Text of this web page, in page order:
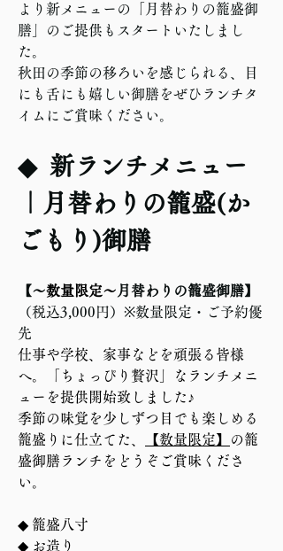
より新メニューの「月替わりの籠盛御
膳」のご提供もスタートいたしまし
た。
秋田の季節の移ろいを感じられる、目
にも舌にも嬉しい御膳をぜひランチタ
イムにご賞味ください。
◆  新ランチメニュー
｜月替わりの籠盛(か
ごもり)御膳
【〜数量限定〜 月替わりの籠盛御膳】
（税込3,000円）※数量限定・ご予約優
先
仕事や学校、家事などを頑張る皆様
へ。「ちょっぴり贅沢」なランチメニ
ューを提供開始致しました♪
季節の味覚を少しずつ目でも楽しめる
籠盛りに仕立てた、
【数量限定】
の籠
盛御膳ランチをどうぞご賞味くださ
い。
◆ 籠盛八寸
◆ お造り